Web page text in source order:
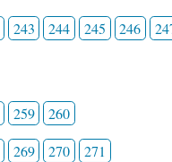
243 244 245 246
259
260
269 270 271